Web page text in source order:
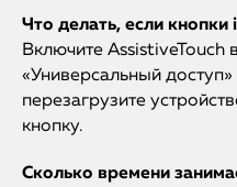
Что делать, если
Включите AssistiveTouch
«Универсальный
перезагрузите
кнопку.
Сколько времени